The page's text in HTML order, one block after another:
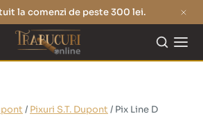
la comenzi de peste 300 lei.
/ Pixuri S.T. Dupont / Pix Line D